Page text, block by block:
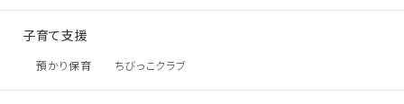
子育て支援
預かり保育 ちびっこクラブ